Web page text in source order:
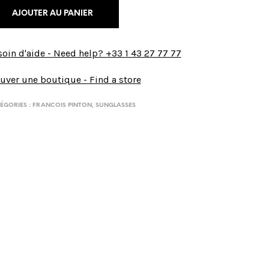
AJOUTER AU PANIER
d'aide - Need help? +33 1 43 27 77 77
une boutique - Find a store
: FRANCOIS PINTON , SUNGLASSES